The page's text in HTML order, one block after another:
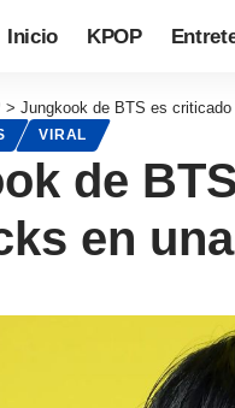
Inicio KPOP
> Jungkook de BTS es
VIRAL
de
en